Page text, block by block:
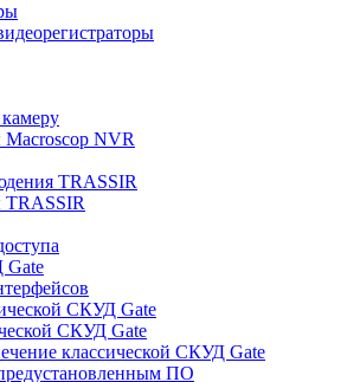
Macroscop NVR
TRASSIR
TRASSIR
Gate
СКУД Gate
СКУД Gate
классической СКУД Gate
ПО